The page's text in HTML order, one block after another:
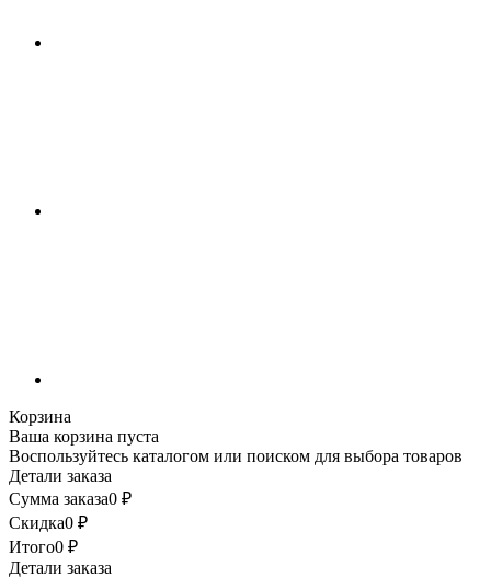
Корзина
Ваша корзина пуста
Воспользуйтесь каталогом или поиском для выбора товаров
Детали заказа
Сумма заказа0 ₽
Скидка0 ₽
Итого0 ₽
Детали заказа